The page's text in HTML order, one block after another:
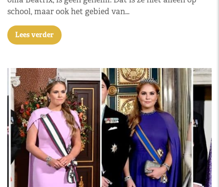
school, maar ook het gebied van…
Lees verder